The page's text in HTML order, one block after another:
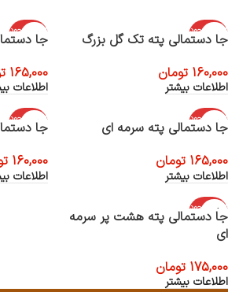
اتمام موجود
ی
جا دستمالی پته تک گل بزرگ
160,000 تومان
اطلاعات بیشتر
اتمام موجود
ی جا
165,000
اطلاعات
اتمام موجود
ی
جا دستمالی پته سرمه ای
165,000 تومان
اطلاعات بیشتر
اتمام موجود
ی جا
160,000
اطلاعات
اتمام موجود
ی
جا دستمالی پته هشت پر سرمه
ای
175,000 تومان
اطلاعات بیشتر